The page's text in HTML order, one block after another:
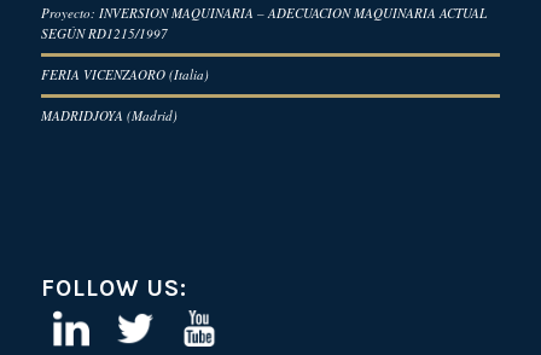
Proyecto: INVERSION MAQUINARIA – ADECUACION MAQUINARIA ACTUAL
SEGÚN RD1215/1997
FERIA VICENZAORO (Italia)
MADRIDJOYA (Madrid)
FOLLOW US: